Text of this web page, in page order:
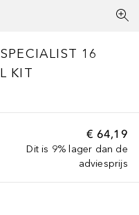
16
KIT
€ 64,19
Dit is 9% lager dan de
adviesprijs